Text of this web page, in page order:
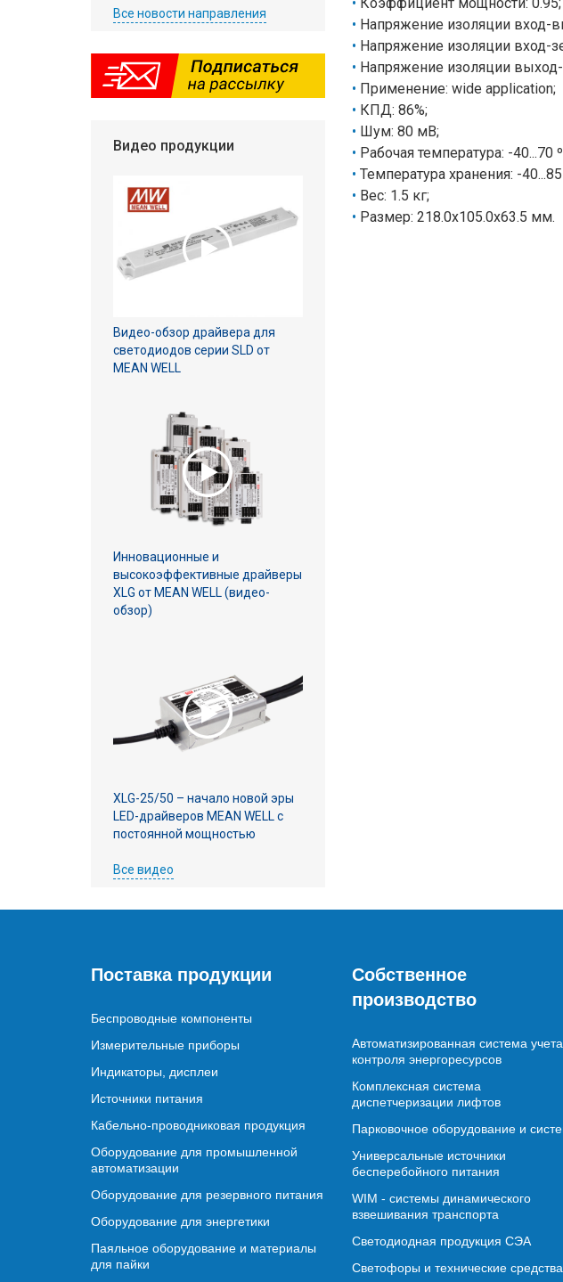
Напряжение изоляции вход-
Напряжение изоляции вход-
Напряжение изоляции
Применение: wide application;
КПД: 86%;
Шум: 80 мВ;
Рабочая температура: -40...70
Температура хранения: -
Вес: 1.5 кг;
Размер: 218.0х105.0х63.5 мм.
Все новости направления
Видео продукции
Видео-обзор драйвера для
светодиодов серии SLD от
MEAN WELL
Инновационные и
высокоэффективные драйверы
XLG от MEAN WELL (видео-
обзор)
XLG-25/50 – начало новой эры
LED-драйверов MEAN WELL с
постоянной мощностью
Все видео
Поставка продукции
Беспроводные компоненты
Измерительные приборы
Индикаторы, дисплеи
Источники питания
Кабельно-проводниковая продукция
Оборудование для промышленной
автоматизации
Оборудование для резервного питания
Оборудование для энергетики
Паяльное оборудование и материалы
для пайки
Собственное
производство
Автоматизированная система
контроля энергоресурсов
Комплексная система
диспетчеризации лифтов
Парковочное оборудование и
Универсальные источники
бесперебойного питания
WIM - системы динамического
взвешивания транспорта
Светодиодная продукция СЭА
Светофоры и технические средства